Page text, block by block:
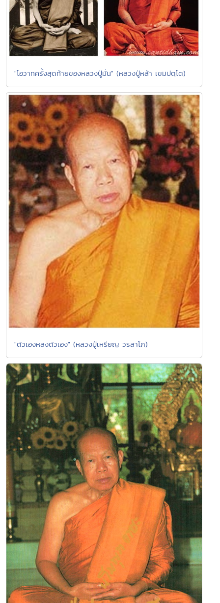
"โอวาทครั้งสุดท้ายของหลวงปู่มั่น" (หลวงปู่หล้า เขมปตฺโต)
"ตัวเองหลงตัวเอง" (หลวงปู่เหรียญ วรลาโภ)